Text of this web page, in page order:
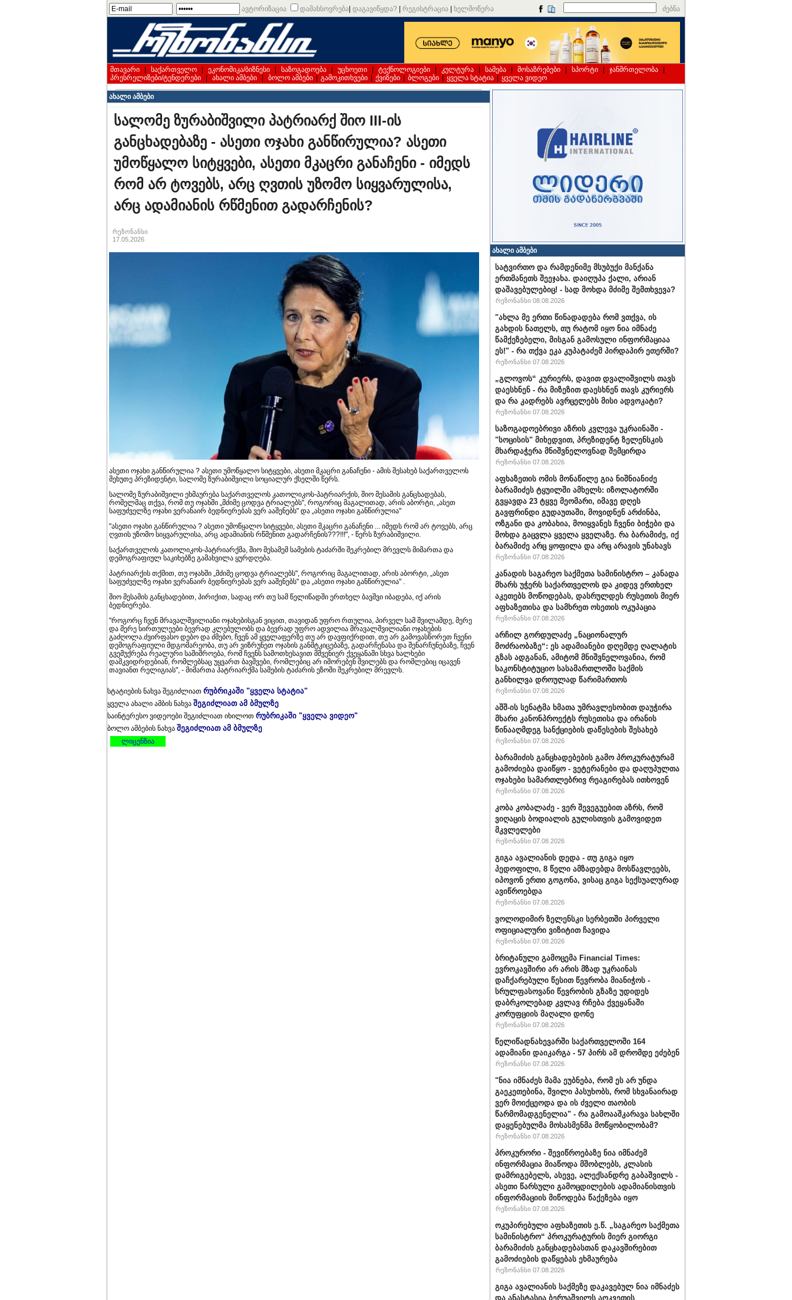
ავტორიზაცია დამახსოვრება დაგავიწყდა? რეგისტრაცია ხელმოწერა ძებნა
მთავარი საქართველო ეკონომიკა/ბიზნესი საზოგადოება უცხოეთი ტექნოლოგიები კულტურა სამება მოსაზრებები სპორტი ჯანმრთელობა
პრესრელიზები/ტენდერები
ახალი ამბები ბოლო ამბები გამოკითხვები ქვიზები ბლოგები ყველა სტატია ყველა ვიდეო
ახალი ამბები
სალომე ზურაბიშვილი პატრიარქ შიო III-ის
განცხადებაზე - ასეთი ოჯახი განწირულია? ასეთი
უმოწყალო სიტყვები, ასეთი მკაცრი განაჩენი - იმედს
რომ არ ტოვებს, არც ღვთის უზომო სიყვარულისა,
არც ადამიანის რწმენით გადარჩენის?
რეზონანსი
17.05.2026
ასეთი ოჯახი განწირულია ? ასეთი უმოწყალო სიტყვები, ასეთი მკაცრი განაჩენი - ამის შესახებ საქართველოს
მეხუთე პრეზიდენტი, სალომე ზურაბიშვილი სოციალურ ქსელში წერს.
სალომე ზურაბიშვილი ეხმაურება საქართველოს კათოლიკოს-პატრიარქის, შიო მესამის განცხადებას,
რომელმაც თქვა, რომ თუ ოჯახში „მძიმე ცოდვა ტრიალებს", როგორიც მაგალითად, არის აბორტი, „ასეთ
საფუძველზე ოჯახი ვერანაირ ბედნიერებას ვერ ააშენებს" და „ასეთი ოჯახი განწირულია"
"ასეთი ოჯახი განწირულია ? ასეთი უმოწყალო სიტყვები, ასეთი მკაცრი განაჩენი ... იმედს რომ არ ტოვებს, არც
ღვთის უზომო სიყვარულისა, არც ადამიანის რწმენით გადარჩენის???!!!", - წერს ზურაბიშვილი.
საქართველოს კათოლიკოს-პატრიარქმა, შიო მესამემ სამების ტაძარში შეკრებილ მრევლს მიმართა და
დემოგრაფიულ საკიხებზე გამახვილა ყურდღება.
პატრიარქის თქმით, თუ ოჯახში „მძიმე ცოდვა ტრიალებს", როგორიც მაგალითად, არის აბორტი, „ასეთ
საფუძველზე ოჯახი ვერანაირ ბედნიერებას ვერ ააშენებს" და „ასეთი ოჯახი განწირულია" .
შიო მესამის განცხადებით, პირიქით, სადაც ორ თუ სამ წელიწადში ერთხელ ბავშვი იბადება, იქ არის
ბედნიერება.
"როგორც ჩვენ მრავალშვილიანი ოჯახებისგან ვიცით, თავიდან უფრო რთულია, პირველ სამ შვილამდე, მერე
და მერე სირთულეები ბევრად კლებულობს და ბევრად უფრო ადვილია მრავალშვილიანი ოჯახების
გაძღოლა.ძვირფასო დებო და ძმებო, ჩვენ ამ ყველაფერზე თუ არ დავფიქრდით, თუ არ გამოვასწორეთ ჩვენი
დემოგრაფიული მდგომარეობა, თუ არ ვიზრუნეთ ოჯახის განმტკიცებაზე, გადარჩენასა და შენარჩუნებაზე, ჩვენ
გვემუქრება რეალური საშიშროება, რომ ჩვენს სამოთხესავით მშვენიერ ქვეყანაში სხვა ხალხები
დამკვიდრდებიან, რომლებსაც უყვართ ბავშვები, რომლებიც არ იშორებენ შვილებს და რომლებიც იცავენ
თავიანთ რელიგიას", - მიმართა პატრიარქმა სამების ტაძარის ეზოში შეკრებილ მრევლს.
სტატიების ნახვა შეგიძლიათ რუბრიკაში "ყველა სტატია"
ყველა ახალი ამბის ნახვა შეგიძლიათ ამ ბმულზე
საინტერესო ვიდეოები შეგიძლიათ იხილოთ რუბრიკაში "ყველა ვიდეო"
ბოლო ამბების ნახვა შეგიძლიათ ამ ბმულზე
ლიცენზია
ახალი ამბები
სატვირთო და რამდენიმე მსუბუქი მანქანა
ერთმანეთს შეეჯახა. დაიღუპა ქალი, არიან
დაშავებულებიც! - სად მოხდა მძიმე შემთხვევა?
რეზონანსი 08.08.2026
"ახლა მე ერთი წინადადება რომ ვთქვა, ის
გახდის ნათელს, თუ რატომ იყო ნია იმნაძე
წამქეზებელი, მისგან გამოსული ინფორმაციაა
ეს!" - რა თქვა ეკა კუპატაძემ პირდაპირ ეთერში?
რეზონანსი 07.08.2026
„გლოვოს“ კურიერს, დავით დვალიშვილს თავს
დაესხნენ - რა მიზეზით დაესხნენ თავს კურიერს
და რა კადრებს ავრცელებს მისი ადვოკატი?
რეზონანსი 07.08.2026
საზოგადოებრივი აზრის კვლევა უკრაინაში -
"სოცისის" მიხედვით, პრეზიდენტ ზელენსკის
მხარდაჭერა მნიშვნელოვნად შემცირდა
რეზონანსი 07.08.2026
აფხაზეთის ომის მონაწილე გია ნიშნიანიძე
ბარამიძეს ტყუილში ამხელს: იზოლატორში
გვყავდა 23 ტყვე მეომარი, იმავე დღეს
გავფრინდი გუდაუთაში, მოვიდნენ არძინბა,
ოზგანი და კობახია, მოიყვანეს ჩვენი ბიჭები და
მოხდა გაცვლა ყველა ყველაზე. რა ბარამიძე, იქ
ბარამიძე არც ყოფილა და არც არავის უნახავს
რეზონანსი 07.08.2026
კანადის საგარეო საქმეთა სამინისტრო – კანადა
მხარს უჭერს საქართველოს და კიდევ ერთხელ
აკეთებს მოწოდებას, დასრულდეს რუსეთის მიერ
აფხაზეთისა და სამხრეთ ოსეთის ოკუპაცია
რეზონანსი 07.08.2026
არჩილ გორდულაძე „ნაციონალურ
მოძრაობაზე“: ეს ადამიანები დღემდე ღალატის
გზას ადგანან, ამიტომ მნიშვნელოვანია, რომ
საკონსტიტუციო სასამართლოში საქმის
განხილვა დროულად წარიმართოს
რეზონანსი 07.08.2026
აშშ-ის სენატმა ხმათა უმრავლესობით დაუჭირა
მხარი კანონპროექტს რუსეთისა და ირანის
წინააღმდეგ სანქციების დაწესების შესახებ
რეზონანსი 07.08.2026
ბარამიძის განცხადებების გამო პროკურატურამ
გამოძიება დაიწყო - ვეტერანები და დაღუპულთა
ოჯახები სამართლებრივ რეაგირებას ითხოვენ
რეზონანსი 07.08.2026
კობა კობალაძე - ვერ შევეგუებით აზრს, რომ
ვიღაცის ბოდიალის გულისთვის გამოვიდეთ
მკვლელები
რეზონანსი 07.08.2026
გიგა ავალიანის დედა - თუ გიგა იყო
პედოფილი, 8 წელი ამზადებდა მოსწავლეებს,
იპოვონ ერთი გოგონა, ვისაც გიგა სექსუალურად
ავიწროებდა
რეზონანსი 07.08.2026
ვოლოდიმირ ზელენსკი სერბეთში პირველი
ოფიციალური ვიზიტით ჩავიდა
რეზონანსი 07.08.2026
ბრიტანული გამოცემა Financial Times:
ევროკავშირი არ არის მზად უკრაინას
დაჩქარებული წესით წევრობა მიანიჭოს -
სრულფასოვანი წევრობის გზაზე უდიდეს
დაბრკოლებად კვლავ რჩება ქვეყანაში
კორუფციის მაღალი დონე
რეზონანსი 07.08.2026
წელიწადნახევარში საქართველოში 164
ადამიანი დაიკარგა - 57 პირს ამ დრომდე ეძებენ
რეზონანსი 07.08.2026
"ნია იმნაძეს მამა ეუბნება, რომ ეს არ უნდა
გაეკეთებინა, შვილი პასუხობს, რომ სხვანაირად
ვერ მოიქცეოდა და ის ძველი თაობის
წარმომადგენელია" - რა გამოააშკარავა სახლში
დაყენებულმა მოსასმენმა მოწყობილობამ?
რეზონანსი 07.08.2026
პროკურორი - შევიწროებაზე ნია იმნაძემ
ინფორმაცია მიაწოდა მშობლებს, კლასის
დამრიგებელს, ასევე, ალექსანდრე გაბაშვილს -
ასეთი წარსული გამოცდილების ადამიანისთვის
ინფორმაციის მიწოდება წაქეზება იყო
რეზონანსი 07.08.2026
ოკუპირებული აფხაზეთის ე.წ. „საგარეო საქმეთა
სამინისტრო“ პროკურატურის მიერ გიორგი
ბარამიძის განცხადებასთან დაკავშირებით
გამოძიების დაწყებას ეხმაურება
რეზონანსი 07.08.2026
გიგა ავალიანის საქმეზე დაკავებულ ნია იმნაძეს
და ანასტასია ბერუაშვილს აღკვეთის